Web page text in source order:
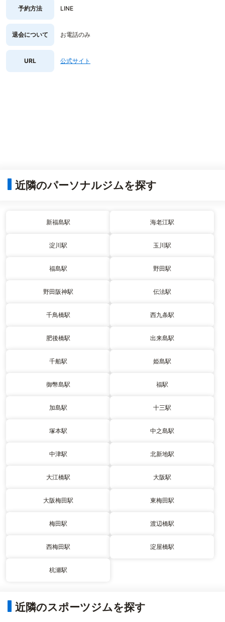
予約方法 LINE
退会について お電話のみ
URL 公式サイト
近隣のパーソナルジムを探す
新福島駅 海老江駅
淀川駅 玉川駅
福島駅 野田駅
野田阪神駅 伝法駅
千鳥橋駅 西九条駅
肥後橋駅 出来島駅
千船駅 姫島駅
御幣島駅 福駅
加島駅 十三駅
塚本駅 中之島駅
中津駅 北新地駅
大江橋駅 大阪駅
大阪梅田駅 東梅田駅
梅田駅 渡辺橋駅
西梅田駅 淀屋橋駅
杭瀬駅
近隣のスポーツジムを探す